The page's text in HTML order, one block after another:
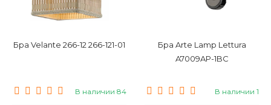
Бра Velante 266-12 266-121-01
В наличии 84
Бра Arte Lamp Lettura
A7009AP-1BC
В наличии 1